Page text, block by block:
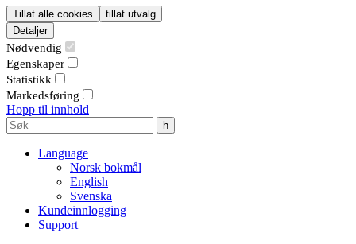
Tillat alle cookies
tillat utvalg
Detaljer
Nødvendig
Egenskaper
Statistikk
Markedsføring
Hopp til innhold
Language
Norsk bokmål
English
Svenska
Kundeinnlogging
Support